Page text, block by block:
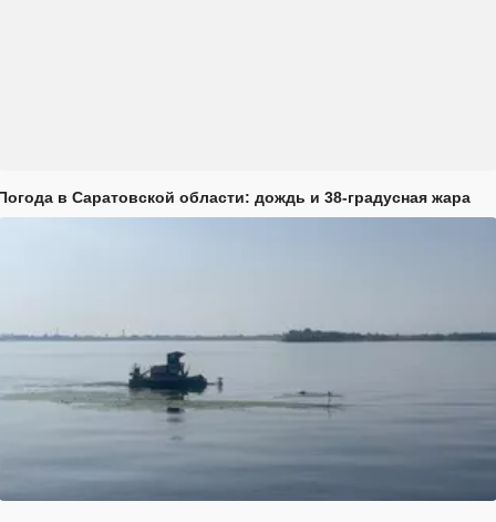
в Саратовской области: дождь и 38-градусная жара